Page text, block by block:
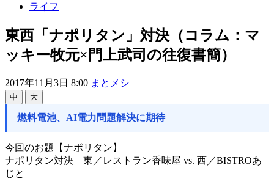
ライフ
東西「ナポリタン」対決（コラム：マ
ッキー牧元×門上武司の往復書簡）
2017年11月3日 8:00 まとメシ
中 大
燃料電池、AI電力問題解決に期待
今回のお題【ナポリタン】
ナポリタン対決 東／レストラン香味屋 vs. 西／BISTROあ
じと